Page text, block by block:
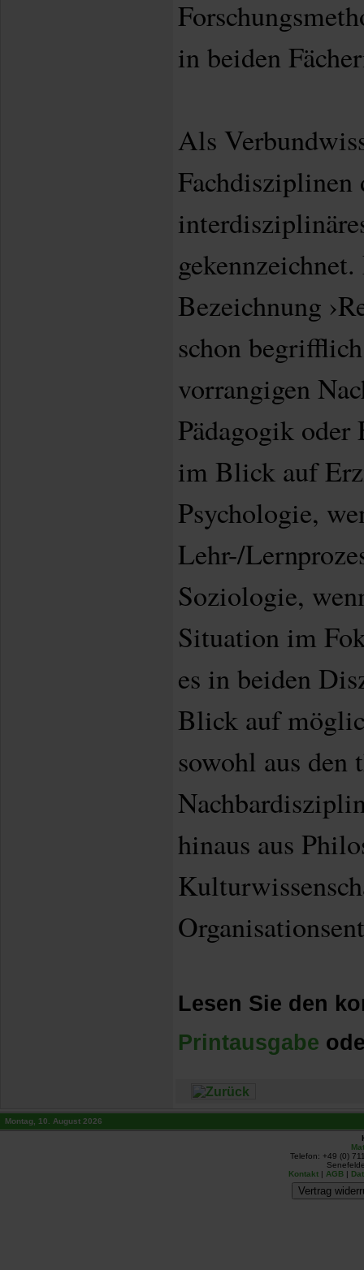
in beiden
Als
Fachdisziplinen
Bezeichnung
schon
vorrangigen
Pädagogik oder
im Blick auf
Psychologie,
Lehr-/
Soziologie,
Situation im
es in beiden
Blick auf
sowohl aus den
hinaus aus
Lesen Sie den
Printausgabe
Montag, 10. August 2026
Telefon: +49 (0)
Kontakt | AGB |
Vertrag